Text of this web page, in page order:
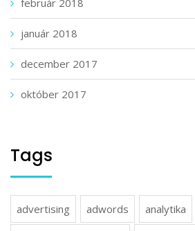
február 2018
január 2018
december 2017
október 2017
Tags
advertising adwords analytika